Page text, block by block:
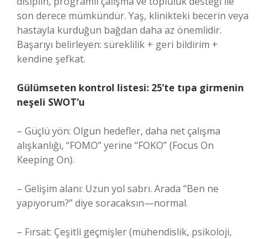
son derece mümkündür. Yaş, klinikteki becerin veya
hastayla kurduğun bağdan daha az önemlidir.
Başarıyı belirleyen: süreklilik + geri bildirim +
kendine şefkat.
Gülümseten kontrol listesi: 25’te tıpa girmenin
neşeli SWOT’u
– Güçlü yön: Olgun hedefler, daha net çalışma
alışkanlığı, “FOMO” yerine “FOKO” (Focus On
Keeping On).
– Gelişim alanı: Uzun yol sabrı. Arada “Ben ne
yapıyorum?” diye soracaksın—normal.
– Fırsat: Çeşitli geçmişler (mühendislik, psikoloji,